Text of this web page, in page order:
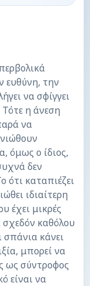
ευθύνη, την
να σφίγγει
η άνεση
να
όμως ο ίδιος,
δεν
ότι καταπιέζει
ιδιαίτερη
έχει μικρές
σχεδόν καθόλου
σπάνια κάνει
μπορεί να
ως σύντροφος
είναι να